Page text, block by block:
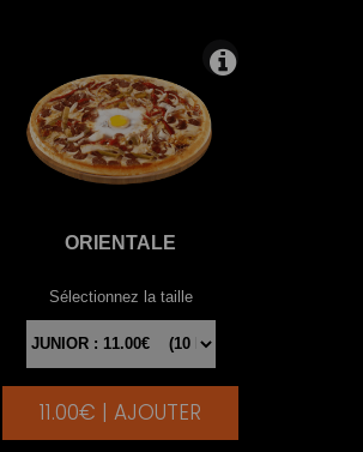
ORIENTALE
Sélectionnez la taille
|
11.00€ | AJOUTER